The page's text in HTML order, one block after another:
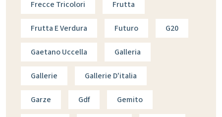
Frecce Tricolori Frutta
Frutta E Verdura Futuro G20
Gaetano Uccella Galleria
Gallerie Gallerie D'italia
Garze Gdf Gemito